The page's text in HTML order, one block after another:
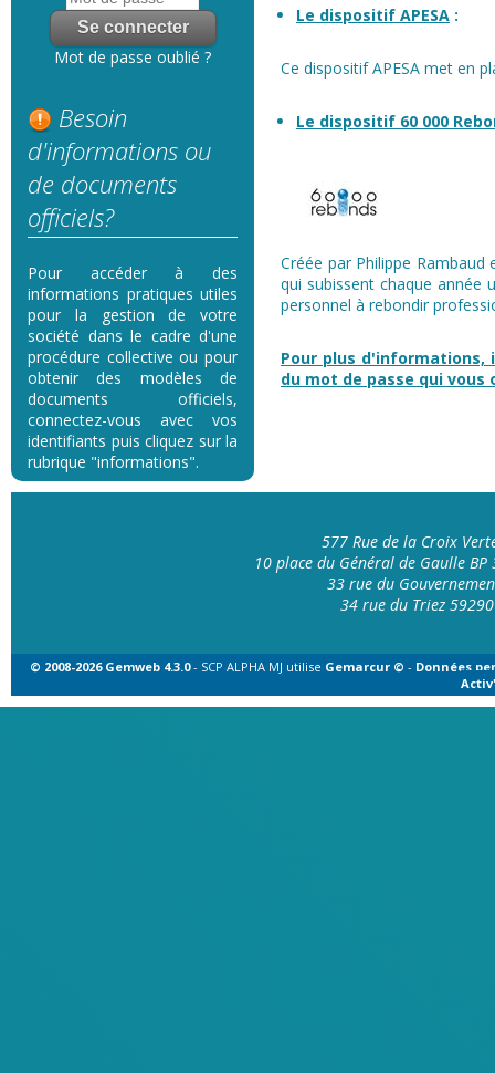
Mot de passe oublié ?
Besoin
d'informations ou
de documents
officiels?
Pour accéder à des
informations pratiques utiles
pour la gestion de votre
société dans le cadre d'une
procédure collective ou pour
obtenir des modèles de
documents officiels,
connectez-vous avec vos
identifiants puis cliquez sur la
rubrique "informations".
Le dispositif APESA :
Ce dispositif APESA met en
Le dispositif 60 000
Créée par Philippe Rambaud
qui subissent chaque année
personnel à rebondir
Pour plus
du mot de passe qui
577 Rue de la Croix
10 place du Général de Gaulle BP
33 rue du
34 rue du Triez 59290
© 2008-2026 Gemweb 4.3.0- SCP ALPHA MJ utilise Gemarcur © - Données